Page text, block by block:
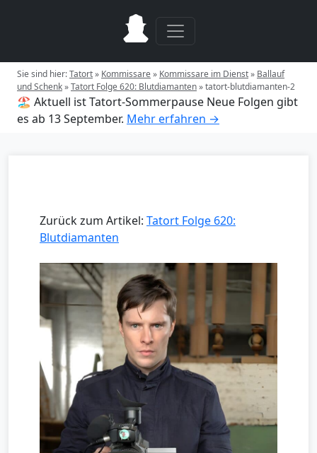
Sie sind hier:Tatort» Kommissare» Kommissare im Dienst» Ballauf
und Schenk»Tatort Folge 620: Blutdiamanten»tatort-blutdiamanten-2
🏖️ Aktuell ist Tatort-Sommerpause Neue Folgen gibt
es ab 13 September. Mehr erfahren →
Zurück zum Artikel: Tatort Folge 620:
Blutdiamanten